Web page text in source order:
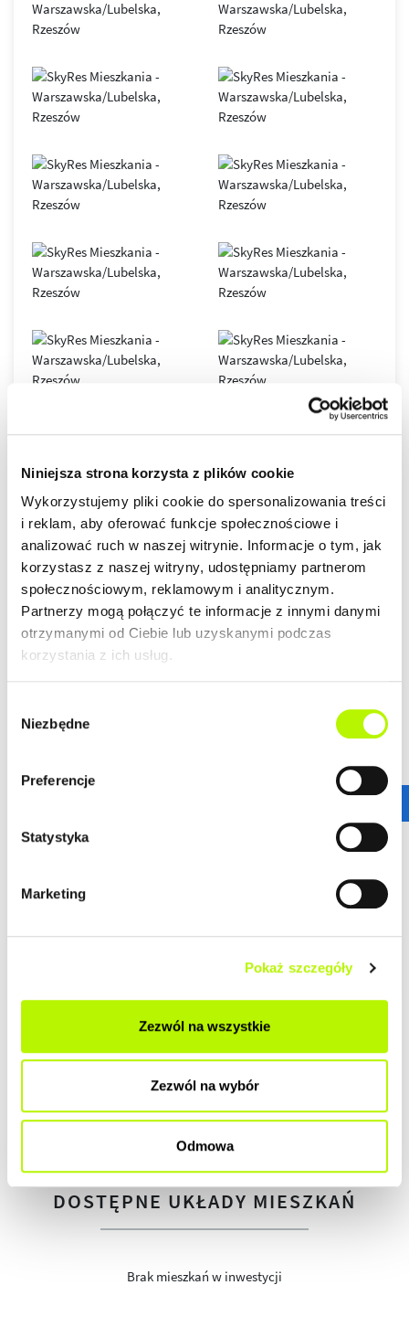
Niniejsza strona korzysta z plików cookie
Wykorzystujemy pliki cookie do spersonalizowania treści
i reklam, aby oferować funkcje społecznościowe i
analizować ruch w naszej witrynie. Informacje o tym, jak
korzystasz z naszej witryny, udostępniamy partnerom
społecznościowym, reklamowym i analitycznym.
Partnerzy mogą połączyć te informacje z innymi danymi
otrzymanymi od Ciebie lub uzyskanymi podczas
korzystania z ich usług.
zgody
Niezbędne
Preferencje
Statystyka
Marketing
Pokaż szczegóły
Zezwól na wszystkie
Zezwól na wybór
Odmowa
SkyRes– symbol nowoczesnego Rzeszowa i siedziba
renomowanych, międzynarodowych firm. Obiekt oferuje
sufity podwieszane, duże przeszklenia, indywidualnie
sterowane systemy klimatyzacji i wentylacji, 7
szybkobieżnych wind oraz inteligentny system BMS.
Nowoczesna infrastruktura światłowodowa gwarantuje
Biurowiec został zaprojektowany zgodnie z zasadami
zrównoważonego budownictwa, co potwierdza
komfortu i doskonałej lokalizacji, SkyRes jest dziś jednym z
najważniejszych adresów biznesowych w Rzeszowie oraz
wyjątkowym miejscem do życia w dynamicznie
rozwijającym się mieście.
Osiedle SkyRes to prestiżowa inwestycja, która
wyznaczyła nowe standardy w rzeszowskim
budownictwie, to jeden z najbardziej pożądanych
STANDARDY WYKOŃCZENIA
DEWELOPERSKI
DO ZAMIESZKANIA
HISTORIA ZMIAN CEN
HISTORIA
DOSTĘPNE UKŁADY MIESZKAŃ
Brak mieszkań w inwestycji